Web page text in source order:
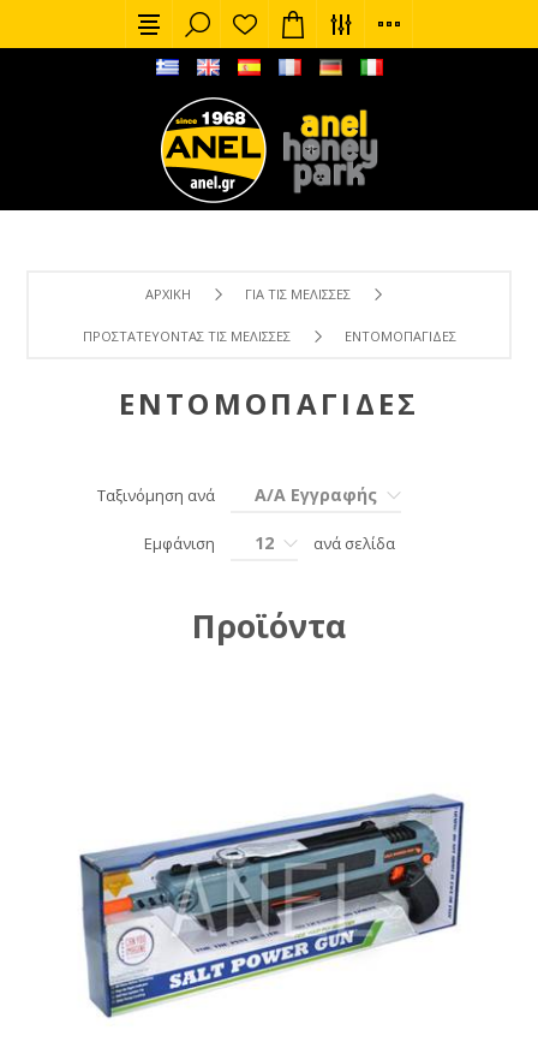
ΑΡΧΙΚΉ ΓΙΑ ΤΙΣ ΜΈΛΙΣΣΕΣ
ΠΡΟΣΤΑΤΕΎΟΝΤΑΣ ΤΙΣ ΜΈΛΙΣΣΕΣ ΕΝΤΟΜΟΠΑΓΊΔΕΣ
ΕΝΤΟΜΟΠΑΓΊΔΕΣ
Ταξινόμηση ανά Α/Α Εγγραφής
Εμφάνιση 12 ανά σελίδα
Προϊόντα